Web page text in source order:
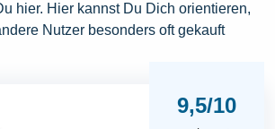
hier. Hier kannst Du Dich orientieren,
Nutzer besonders oft gekauft
9,5/10